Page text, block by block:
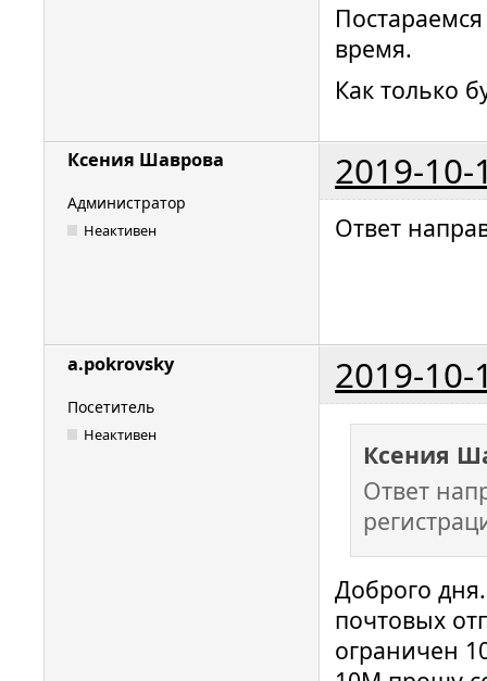
время.
Как только
Ксения Шаврова 2019-10-
Администратор
Неактивен Ответ
a.pokrovsky 2019-10-
Посетитель
Неактивен
Ксения
Ответ
Доброго
почтовых
ограничен